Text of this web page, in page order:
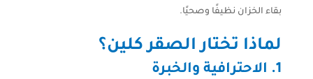
بقاء الخزان نظيفًا وصحيًا.
لماذا تختار الصقر كلين؟
1. الاحترافية والخبرة